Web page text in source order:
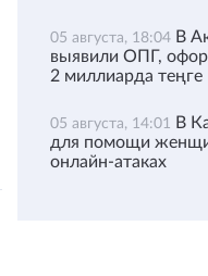
05 августа, 18:04 В
выявили ОПГ,
2 миллиарда теңге
05 августа, 14:01 В
для помощи
онлайн-атаках